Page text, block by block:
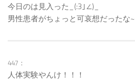
今日のは見入った_(:3｣∠)_
男性患者がちょっと可哀想だったな~
447：
人体実験やんけ！！！